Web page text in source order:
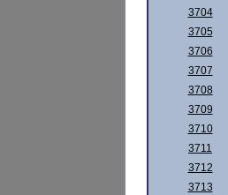
3704
3705
3706
3707
3708
3709
3710
3711
3712
3713